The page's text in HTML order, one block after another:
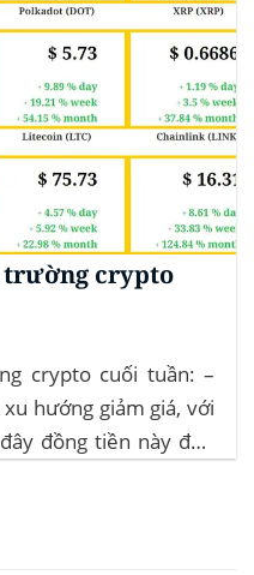
trường crypto
crypto cuối tuần: –
hướng giảm giá, với
đồng tiền này đều